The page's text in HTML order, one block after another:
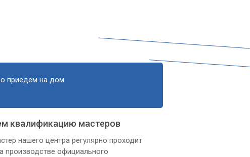
приедем на дом
квалификацию мастеров
нашего центра регулярно проходит
производстве официального